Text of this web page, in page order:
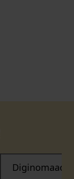
Diginomaad